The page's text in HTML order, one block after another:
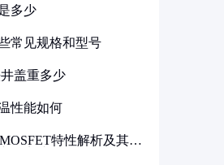
多少
常见规格和型号
盖重多少
性能如何
特性解析及其在